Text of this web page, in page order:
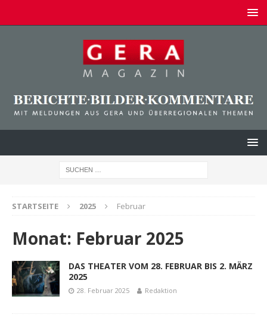
STARTSEITE 2025 Februar
Monat: Februar 2025
DAS THEATER VOM 28. FEBRUAR BIS 2. MÄRZ
2025
28. Februar 2025 Redaktion